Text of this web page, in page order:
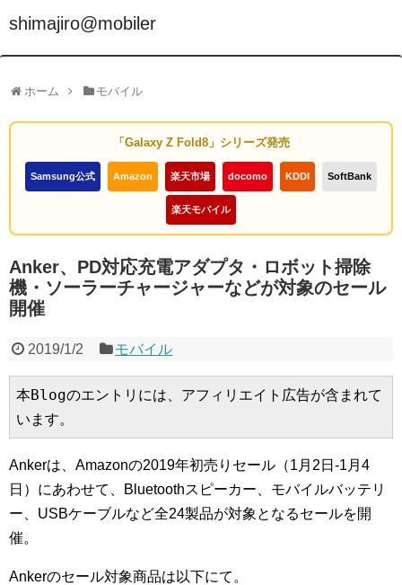
shimajiro@mobiler
ホーム モバイル
「Galaxy Z Fold8」シリーズ発売
Samsung公式 Amazon 楽天市場 docomo KDDI SoftBank
楽天モバイル
Anker、PD対応充電アダプタ・ロボット掃除
機・ソーラーチャージャーなどが対象のセール
開催
2019/1/2 モバイル
本Blogのエントリには、アフィリエイト広告が含まれて
います。
Ankerは、Amazonの2019年初売りセール（1月2日-1月4
日）にあわせて、Bluetoothスピーカー、モバイルバッテリ
ー、USBケーブルなど全24製品が対象となるセールを開
催。
Ankerのセール対象商品は以下にて。